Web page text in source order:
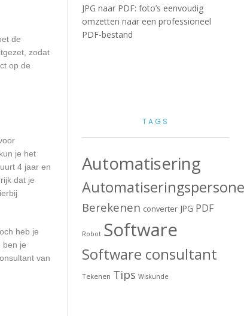
de
zodat
op de
je het
4 jaar en
dat je
heb je
ben je
van
JPG naar PDF: foto’s eenvoudig
omzetten naar een professioneel
PDF-bestand
TAGS
Automatisering
Berekenen converter JPG PDF
Robot Software
Software consultant
Tekenen Tips Wiskunde